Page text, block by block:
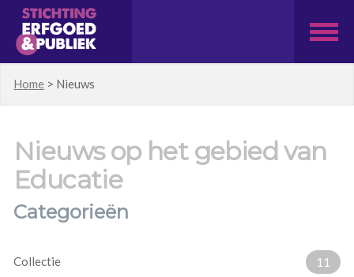
Home > Nieuws
Nieuws op het gebied van
Educatie
Categorieën
Collectie 11